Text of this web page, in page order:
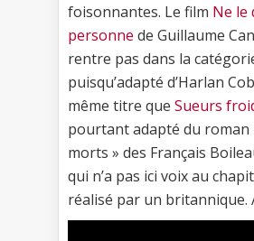
foisonnantes. Le film Ne le
personne de Guillaume
rentre pas dans la
puisqu’adapté d’Harlan
même titre que Sueurs
pourtant adapté du roman
morts » des Français
qui n’a pas ici voix au
réalisé par un britannique.